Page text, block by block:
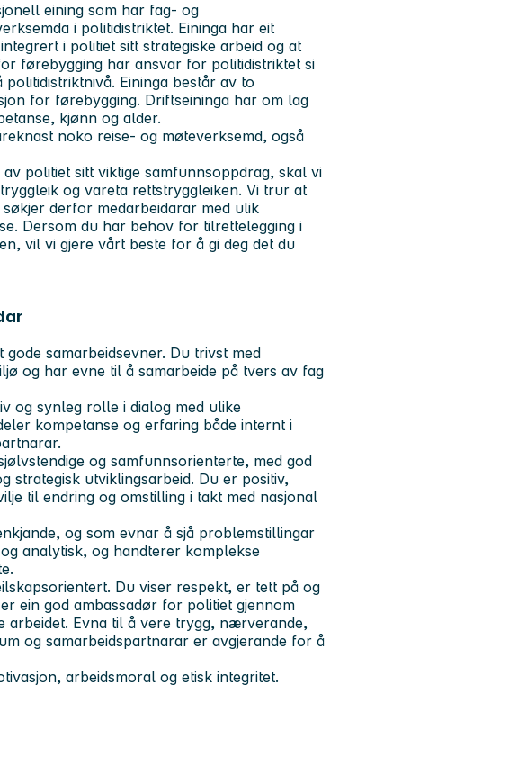
eining som har fag- og
i politidistriktet. Eininga har eit
i politiet sitt strategiske arbeid og at
førebygging har ansvar for politidistriktet si
Eininga består av to
for førebygging. Driftseininga har om lag
kjønn og alder.
noko reise- og møteverksemd, også
politiet sitt viktige samfunnsoppdrag, skal vi
og vareta rettstryggleiken. Vi trur at
derfor medarbeidarar med ulik
Dersom du har behov for tilrettelegging i
vil vi gjere vårt beste for å gi deg det du
samarbeidsevner. Du trivst med
og har evne til å samarbeide på tvers av fag
og synleg rolle i dialog med ulike
kompetanse og erfaring både internt i
og samfunnsorienterte, med god
strategisk utviklingsarbeid. Du er positiv,
til endring og omstilling i takt med nasjonal
og som evnar å sjå problemstillingar
analytisk, og handterer komplekse
Du viser respekt, er tett på og
ein god ambassadør for politiet gjennom
arbeidet. Evna til å vere trygg, nærverande,
og samarbeidspartnarar er avgjerande for å
arbeidsmoral og etisk integritet.